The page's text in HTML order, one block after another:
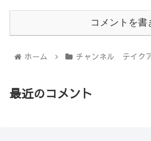
コメントを書
ホーム チャンネル テイク
最近のコメント